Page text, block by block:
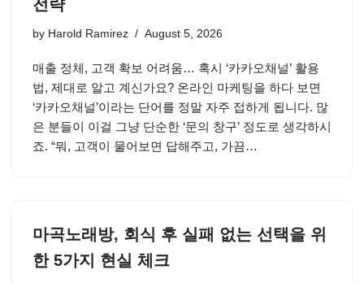
전략
by Harold Ramirez August 5, 2026
매출 정체, 고객 확보 어려움… 혹시 ‘카카오채널’ 활용
법, 제대로 알고 계신가요? 온라인 마케팅을 하다 보면
‘카카오채널’이라는 단어를 정말 자주 접하게 됩니다. 많
은 분들이 이걸 그냥 단순한 ‘문의 창구’ 정도로 생각하시
죠. “뭐, 고객이 물어보면 답해주고, 가끔…
마곡노래방, 회식 후 실패 없는 선택을 위
한 5가지 현실 체크